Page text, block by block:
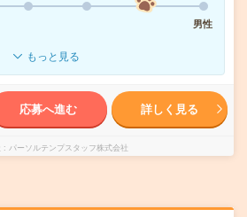
男性
もっと見る
応募へ進む 詳しく見る
パーソルテンプスタッフ株式会社